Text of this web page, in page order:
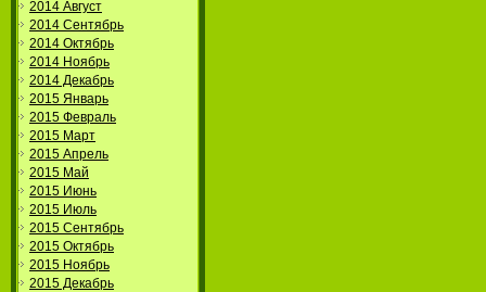
2014 Август
2014 Сентябрь
2014 Октябрь
2014 Ноябрь
2014 Декабрь
2015 Январь
2015 Февраль
2015 Март
2015 Апрель
2015 Май
2015 Июнь
2015 Июль
2015 Сентябрь
2015 Октябрь
2015 Ноябрь
2015 Декабрь